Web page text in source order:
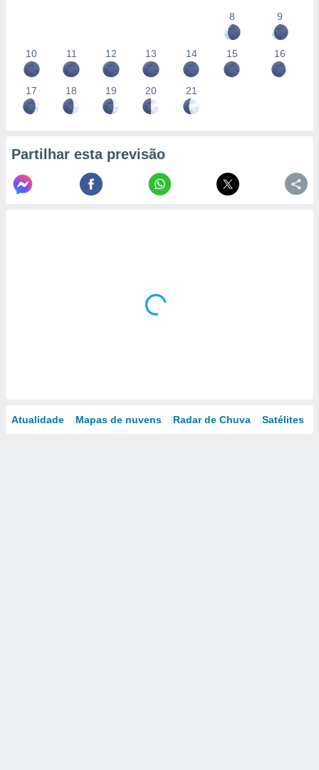
8
9
10 11 12 13 14 15 16
17 18 19 20 21
Partilhar esta previsão
Atualidade Mapas de nuvens Radar de Chuva Satélites